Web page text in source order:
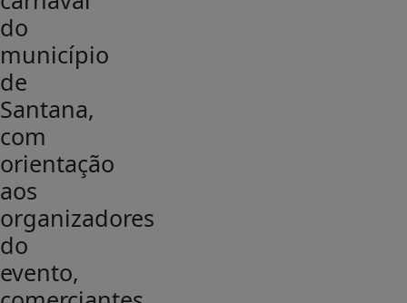
do
município
de
Santana,
com
orientação
aos
organizadores
do
evento,